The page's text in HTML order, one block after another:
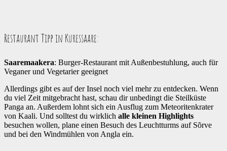
Restaurant Tipp in Kuressaare:
Saaremaakera: Burger-Restaurant mit Außenbestuhlung, auch für
Veganer und Vegetarier geeignet
Allerdings gibt es auf der Insel noch viel mehr zu entdecken. Wenn
du viel Zeit mitgebracht hast, schau dir unbedingt die Steilküste
Panga an. Außerdem lohnt sich ein Ausflug zum Meteoritenkrater
von Kaali. Und solltest du wirklich alle kleinen Highlights
besuchen wollen, plane einen Besuch des Leuchtturms auf Sõrve
und bei den Windmühlen von Angla ein.